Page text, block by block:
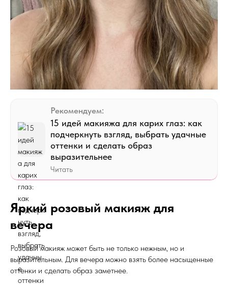
Рекомендуем:
15 идей макияжа для карих глаз: как
подчеркнуть взгляд, выбрать удачные
оттенки и сделать образ
выразительнее
Читать
Яркий розовый макияж для
вечера
Розовый макияж может быть не только нежным, но и
выразительным. Для вечера можно взять более насыщенные
оттенки и сделать образ заметнее.